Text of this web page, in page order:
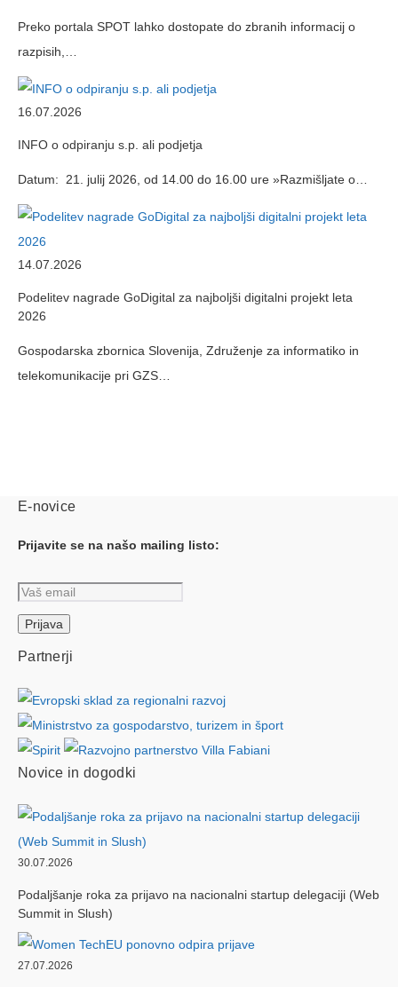
Preko portala SPOT lahko dostopate do zbranih informacij o
razpisih,…
16.07.2026
INFO o odpiranju s.p. ali podjetja
Datum: 21. julij 2026, od 14.00 do 16.00 ure »Razmišljate o…
14.07.2026
Podelitev nagrade GoDigital za najboljši digitalni projekt leta
2026
Gospodarska zbornica Slovenija, Združenje za informatiko in
telekomunikacije pri GZS…
E-novice
Prijavite se na našo mailing listo:
Partnerji
Novice in dogodki
30.07.2026
Podaljšanje roka za prijavo na nacionalni startup delegaciji (Web
Summit in Slush)
27.07.2026